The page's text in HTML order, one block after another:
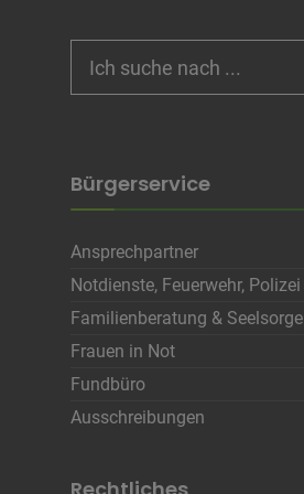
for:
Bürgerservice
Ansprechpartner
Notdienste, Feuerwehr, Polizei
Familienberatung & Seelsorge
Frauen in Not
Fundbüro
Ausschreibungen